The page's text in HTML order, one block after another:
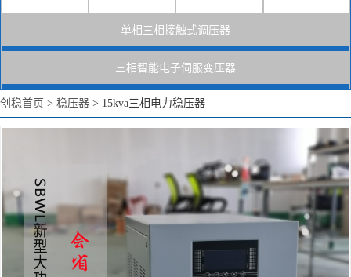
单相三相接触式调压器
三相智能电子伺服变压器
创稳首页 > 稳压器 > 15kva三相电力稳压器